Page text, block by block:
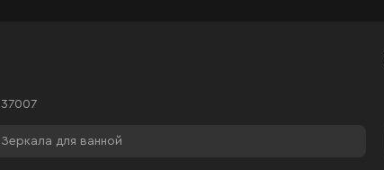
37007
Зеркала для ванной